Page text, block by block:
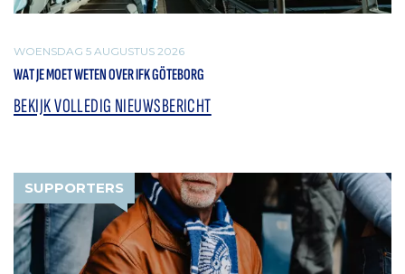
WOENSDAG 5 AUGUSTUS 2026
WAT JE MOET WETEN OVER IFK GÖTEBORG
BEKIJK VOLLEDIG NIEUWSBERICHT
SUPPORTERS